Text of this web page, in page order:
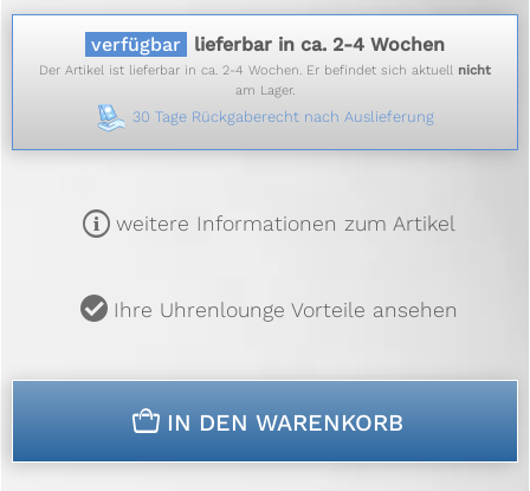
verfügbar lieferbar in ca. 2-4 Wochen
Der Artikel ist lieferbar in ca. 2-4 Wochen. Er befindet sich aktuell nicht
am Lager.
30 Tage Rückgaberecht nach Auslieferung
m weitere Informationen zum Artikel
u Ihre Uhrenlounge Vorteile ansehen
n IN DEN WARENKORB